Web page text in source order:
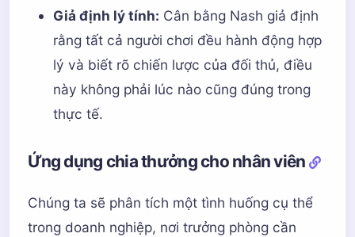
Giả định lý tính: Cân bằng Nash giả định
rằng tất cả người chơi đều hành động hợp
lý và biết rõ chiến lược của đối thủ, điều
này không phải lúc nào cũng đúng trong
thực tế.
Ứng dụng chia thưởng cho nhân viên
Chúng ta sẽ phân tích một tình huống cụ thể
trong doanh nghiệp, nơi trưởng phòng cần